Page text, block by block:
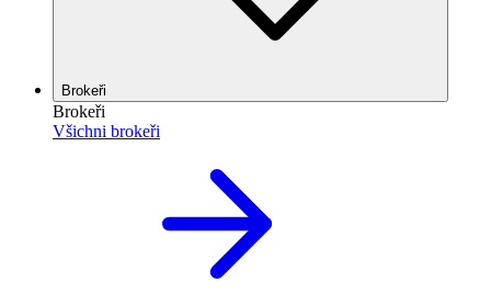
Brokeři
Brokeři
Všichni brokeři